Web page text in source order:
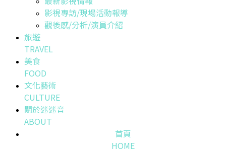
影視專訪/現場活動報導
觀後感/分析/演員介紹
旅遊
TRAVEL
美食
FOOD
文化藝術
CULTURE
關於迷迷音
ABOUT
首頁
HOME